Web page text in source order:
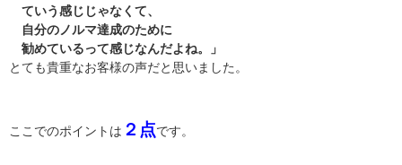
ていう感じじゃなくて、
自分のノルマ達成のために
勧めているって感じなんだよね。」
とても貴重なお客様の声だと思いました。
ここでのポイントは ２点です。